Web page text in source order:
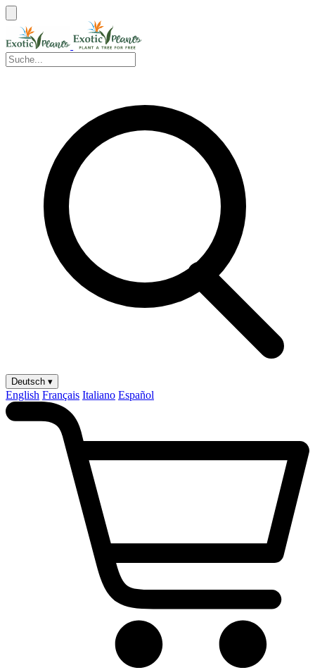
Deutsch ▾
English Français Italiano Español